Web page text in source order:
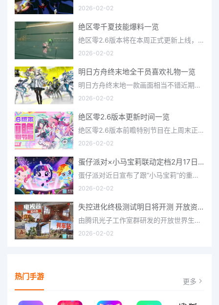
2026-02-02
绝区零千夏技能爆料一览
绝区零2.6版本将在本周正式更新上线，上周的前瞻直播官方给玩家们带来关于最新版本的卡池信息和相关活动内容，
2026-02-02
明日方舟终末地全干员喜欢礼物一览
明日方舟终末地一款画面相当不错近期非常火爆的大型二次元冒险游戏，这里有相当多好看的干员可以让你来抽取并
2026-02-02
绝区零2.6版本更新时间一览
绝区零2.6版本前瞻特别节目在上周末正式播出，官方给玩家们带来了许多关于最新版本的相关资讯和上线时间，不少
2026-02-02
蛋仔派对×小马宝莉联动定档2月17日 联动外观将登场
蛋仔派对近日宣布了跟“小马宝莉”的重磅联动！并且时间定档在了2月17日，此次联动将会上新很多外观，各种小马宝
2026-02-02
失控进化终极测试明日将开测 开放资格预下载已开启
由腾讯光子工作室群研发的开放世界生存进化手游《失控进化》宣布，终极测试将于明日正式开启，目前测试资格预下
2026-02-02
热门手游 更多